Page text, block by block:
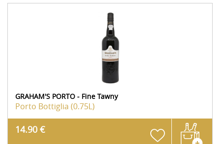
GRAHAM'S PORTO - Fine Tawny
Porto Bottiglia (0.75L)
14.90 €